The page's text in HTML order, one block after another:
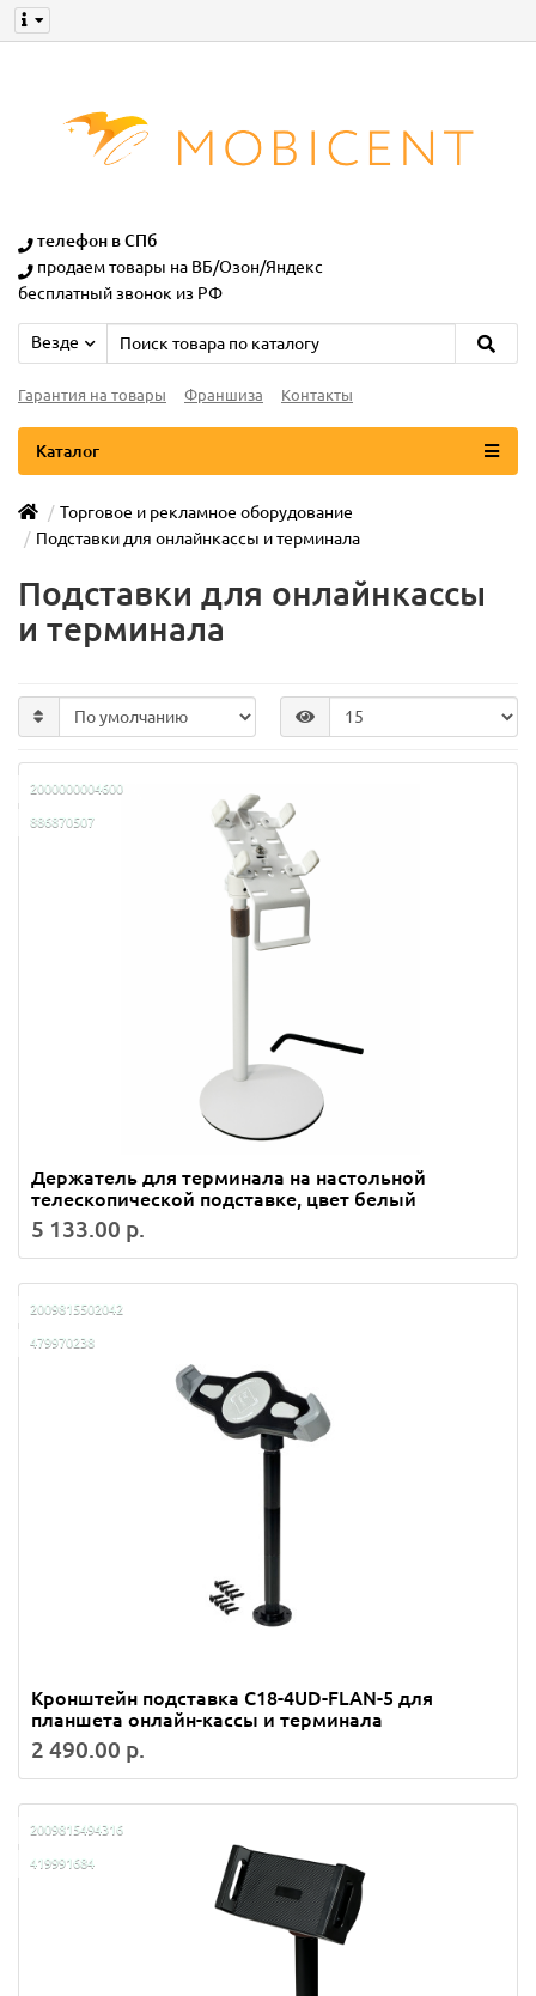
телефон в СПб
продаем товары на ВБ/Озон/Яндекс
бесплатный звонок из РФ
Везде
Гарантия на товары Франшиза Контакты
Каталог
Торговое и рекламное оборудование
Подставки для онлайнкассы и терминала
Подставки для онлайнкассы
и терминала
2000000004600
886870507
Держатель для терминала на настольной
телескопической подставке, цвет белый
5 133.00 р.
2009815502042
479970238
Кронштейн подставка C18-4UD-FLAN-5 для
планшета онлайн-кассы и терминала
2 490.00 р.
2009815494316
419991684